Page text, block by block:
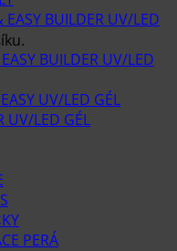
EASY BUILDER UV/LED
BUILDER UV/LED
UV/LED GÉL
UV/LED GÉL
PERÁ